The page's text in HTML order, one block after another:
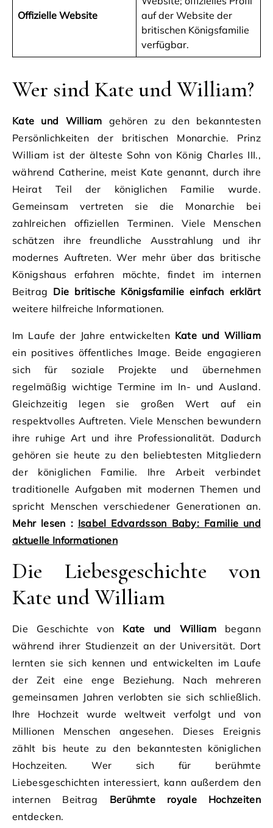
Offizielle Website
auf der Website der
britischen Königsfamilie
verfügbar.
Wer sind Kate und William?
Kate und William gehören zu den bekanntesten
Persönlichkeiten der britischen Monarchie. Prinz
William ist der älteste Sohn von König Charles III.,
während Catherine, meist Kate genannt, durch ihre
Heirat Teil der königlichen Familie wurde.
Gemeinsam vertreten sie die Monarchie bei
zahlreichen offiziellen Terminen. Viele Menschen
schätzen ihre freundliche Ausstrahlung und ihr
modernes Auftreten. Wer mehr über das britische
Königshaus erfahren möchte, findet im internen
Beitrag Die britische Königsfamilie einfach erklärt
weitere hilfreiche Informationen.
Im Laufe der Jahre entwickelten Kate und William
ein positives öffentliches Image. Beide engagieren
sich für soziale Projekte und übernehmen
regelmäßig wichtige Termine im In- und Ausland.
Gleichzeitig legen sie großen Wert auf ein
respektvolles Auftreten. Viele Menschen bewundern
ihre ruhige Art und ihre Professionalität. Dadurch
gehören sie heute zu den beliebtesten Mitgliedern
der königlichen Familie. Ihre Arbeit verbindet
traditionelle Aufgaben mit modernen Themen und
spricht Menschen verschiedener Generationen an.
Mehr lesen : Isabel Edvardsson Baby: Familie und
aktuelle Informationen
Die Liebesgeschichte von
Kate und William
Die Geschichte von Kate und William begann
während ihrer Studienzeit an der Universität. Dort
lernten sie sich kennen und entwickelten im Laufe
der Zeit eine enge Beziehung. Nach mehreren
gemeinsamen Jahren verlobten sie sich schließlich.
Ihre Hochzeit wurde weltweit verfolgt und von
Millionen Menschen angesehen. Dieses Ereignis
zählt bis heute zu den bekanntesten königlichen
Hochzeiten. Wer sich für berühmte
Liebesgeschichten interessiert, kann außerdem den
internen Beitrag Berühmte royale Hochzeiten
entdecken.